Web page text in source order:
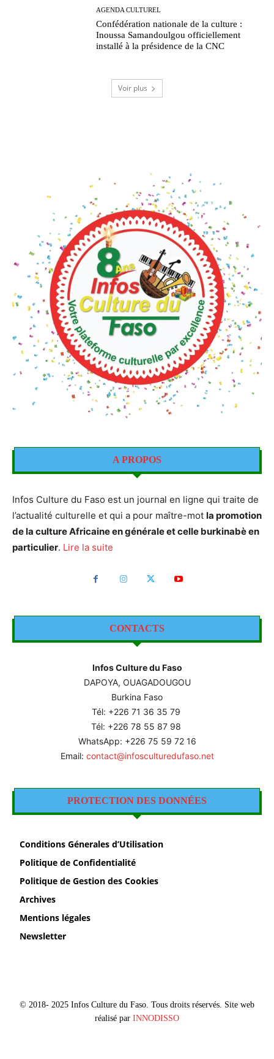
AGENDA CULTUREL
Confédération nationale de la culture :
Inoussa Samandoulgou officiellement
installé à la présidence de la CNC
Voir plus
A PROPOS
Infos Culture du Faso est un journal en ligne qui traite de
l’actualité culturelle et qui a pour maître-mot la promotion
de la culture Africaine en générale et celle burkinabè en
particulier. Lire la suite
CONTACTS
Infos Culture du Faso
DAPOYA, OUAGADOUGOU
Burkina Faso
Tél: +226 71 36 35 79
Tél: +226 78 55 87 98
WhatsApp: +226 75 59 72 16
Email: contact@infosculturedufaso.net
PROTECTION DES DONNÉES
Conditions Génerales d’Utilisation
Politique de Confidentialité
Politique de Gestion des Cookies
Archives
Mentions légales
Newsletter
© 2018- 2025 Infos Culture du Faso. Tous droits réservés. Site web
réalisé par INNODISSO